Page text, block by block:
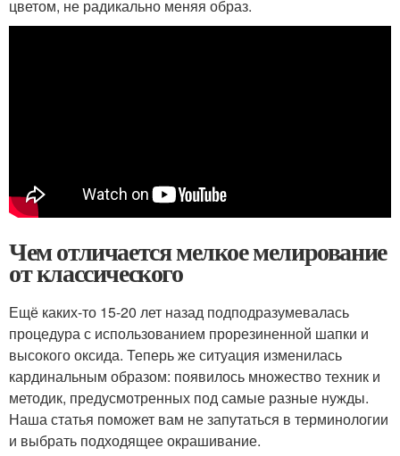
цветом, не радикально меняя образ.
Чем отличается мелкое мелирование
от классического
Ещё каких-то 15-20 лет назад подподразумевалась
процедура с использованием прорезиненной шапки и
высокого оксида. Теперь же ситуация изменилась
кардинальным образом: появилось множество техник и
методик, предусмотренных под самые разные нужды.
Наша статья поможет вам не запутаться в терминологии
и выбрать подходящее окрашивание.